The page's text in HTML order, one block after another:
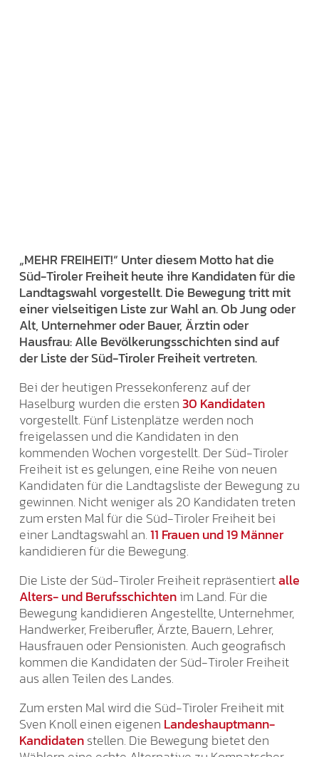
„MEHR FREIHEIT!“ Unter diesem Motto hat die
Süd-Tiroler Freiheit heute ihre Kandidaten für die
Landtagswahl vorgestellt. Die Bewegung tritt mit
einer vielseitigen Liste zur Wahl an. Ob Jung oder
Alt, Unternehmer oder Bauer, Ärztin oder
Hausfrau: Alle Bevölkerungsschichten sind auf
der Liste der Süd-Tiroler Freiheit vertreten.
Bei der heutigen Pressekonferenz auf der
Haselburg wurden die ersten30 Kandidaten
vorgestellt. Fünf Listenplätze werden noch
freigelassen und die Kandidaten in den
kommenden Wochen vorgestellt. Der Süd-Tiroler
Freiheit ist es gelungen, eine Reihe von neuen
Kandidaten für die Landtagsliste der Bewegung zu
gewinnen. Nicht weniger als 20 Kandidaten treten
zum ersten Mal für die Süd-Tiroler Freiheit bei
einer Landtagswahl an.11 Frauen und 19 Männer
kandidieren für die Bewegung.
Die Liste der Süd-Tiroler Freiheit repräsentiertalle
Alters- und Berufsschichtenim Land. Für die
Bewegung kandidieren Angestellte, Unternehmer,
Handwerker, Freiberufler, Ärzte, Bauern, Lehrer,
Hausfrauen oder Pensionisten. Auch geografisch
kommen die Kandidaten der Süd-Tiroler Freiheit
aus allen Teilen des Landes.
Zum ersten Mal wird die Süd-Tiroler Freiheit mit
Sven Knoll einen eigenen Landeshauptmann-
Kandidatenstellen. Die Bewegung bietet den